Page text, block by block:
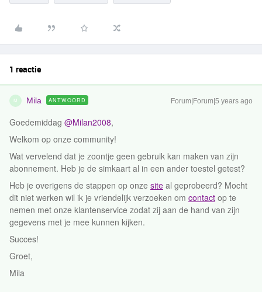
1 reactie
M Mila ANTWOORD Forum|Forum|5 years ago
Goedemiddag @Milan2008,
Welkom op onze community!
Wat vervelend dat je zoontje geen gebruik kan maken van zijn
abonnement. Heb je de simkaart al in een ander toestel getest?
Heb je overigens de stappen op onze site al geprobeerd? Mocht
dit niet werken wil ik je vriendelijk verzoeken om contact op te
nemen met onze klantenservice zodat zij aan de hand van zijn
gegevens met je mee kunnen kijken.
Succes!
Groet,
Mila